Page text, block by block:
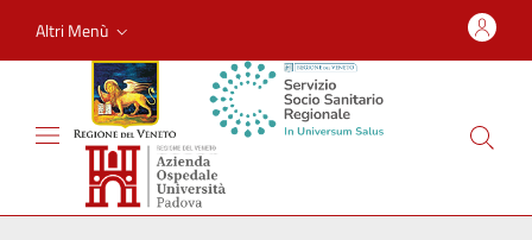
Altri Menù